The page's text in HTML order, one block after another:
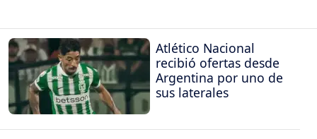
Atlético Nacional
recibió ofertas desde
Argentina por uno de
sus laterales